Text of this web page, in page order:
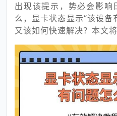
出现该提示，势必会影响
么，显卡状态显示“该设备
又该如何快速解决？本文